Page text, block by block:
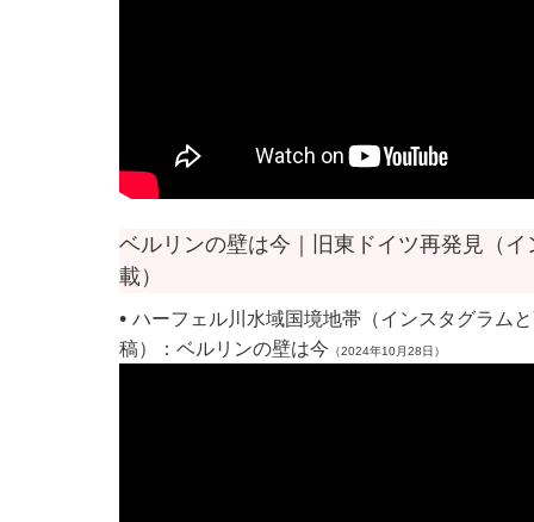
ベルリンの壁は今｜旧東ドイツ再発見 （ イ
載）
• ハーフェル川水域国境地帯（インスタグラム
稿）：ベルリンの壁は今 （2024年10月28日）